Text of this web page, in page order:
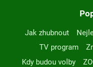
Jak zhubnout
TV program
Kdy budou volby